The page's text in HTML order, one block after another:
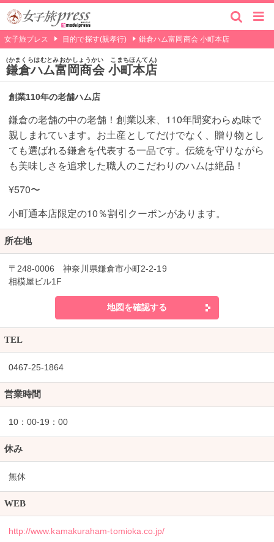
女子旅プレス 目的で探す(親孝行) 鎌倉ハム富岡商会 小町本店
鎌倉ハム富岡商会 小町本店
かまくらはむとみおかしょうかい こまちほんてん
創業110年の老舗ハム店
鎌倉の老舗の中の老舗！創業以来、110年間変わらぬ味で
親しまれています。お土産としてだけでなく、贈り物とし
ても選ばれる鎌倉を代表する一品です。伝統を守りながら
も美味しさを追求した職人のこだわりのハムは絶品！
¥570〜
小町通本店限定の10％割引クーポンがあります。
所在地
〒248-0006 神奈川県鎌倉市小町2-2-19
相模屋ビル1F
地図を確認する
TEL
0467-25-1864
営業時間
10：00-19：00
休み
無休
WEB
http://www.kamakuraham-tomioka.co.jp/